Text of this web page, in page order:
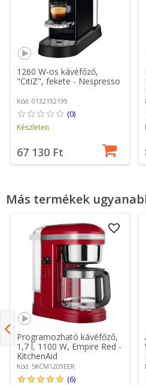
1260 W-os kávéfőző,
"CitiZ", fekete - Nespresso
Kód: 0132192199
(0)
Készleten
67 130 Ft
Más termékek
Programozható kávéfőző,
1,7 l, 1100 W, Empire Red -
KitchenAid
Kód: 5KCM1209EER
(6)